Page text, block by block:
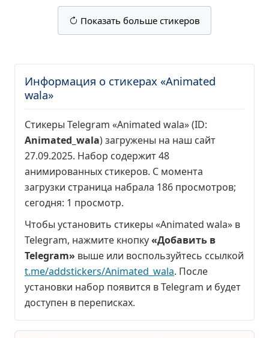
Показать больше стикеров
Информация о стикерах «Animated
wala»
Стикеры Telegram «Animated wala» (ID:
Animated_wala) загружены на наш сайт
27.09.2025. Набор содержит 48
анимированных стикеров. С момента
загрузки страница набрала 186 просмотров;
сегодня: 1 просмотр.
Чтобы установить стикеры «Animated wala» в
Telegram, нажмите кнопку«Добавить в
Telegram» выше или воспользуйтесь ссылкой
t.me/addstickers/Animated_wala. После
установки набор появится в Telegram и будет
доступен в переписках.